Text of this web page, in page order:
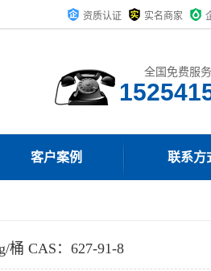
资质认证 实名商家
全国免费服务
客户案例 联系方
桶 CAS：627-91-8